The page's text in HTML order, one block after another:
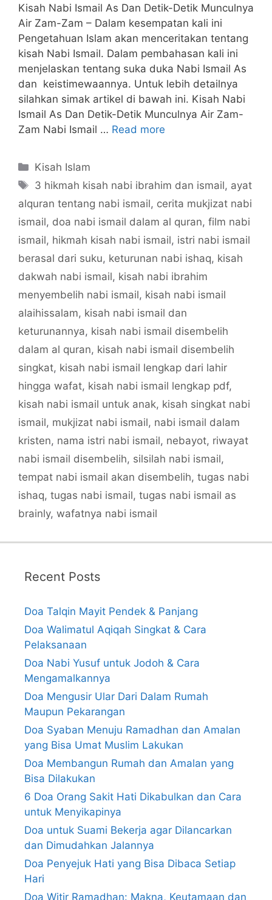
Kisah Nabi Ismail As Dan Detik-Detik Munculnya
Air Zam-Zam – Dalam kesempatan kali ini
Pengetahuan Islam akan menceritakan tentang
kisah Nabi Ismail. Dalam pembahasan kali ini
menjelaskan tentang suka duka Nabi Ismail As
dan keistimewaannya. Untuk lebih detailnya
silahkan simak artikel di bawah ini. Kisah Nabi
Ismail As Dan Detik-Detik Munculnya Air Zam-
Zam Nabi Ismail … Read more
Categories
Kisah Islam
Tags
3 hikmah kisah nabi ibrahim dan ismail, ayat
alquran tentang nabi ismail, cerita mukjizat nabi
ismail, doa nabi ismail dalam al quran, film nabi
ismail, hikmah kisah nabi ismail, istri nabi ismail
berasal dari suku, keturunan nabi ishaq, kisah
dakwah nabi ismail, kisah nabi ibrahim
menyembelih nabi ismail, kisah nabi ismail
alaihissalam, kisah nabi ismail dan
keturunannya, kisah nabi ismail disembelih
dalam al quran, kisah nabi ismail disembelih
singkat, kisah nabi ismail lengkap dari lahir
hingga wafat, kisah nabi ismail lengkap pdf,
kisah nabi ismail untuk anak, kisah singkat nabi
ismail, mukjizat nabi ismail, nabi ismail dalam
kristen, nama istri nabi ismail, nebayot, riwayat
nabi ismail disembelih, silsilah nabi ismail,
tempat nabi ismail akan disembelih, tugas nabi
ishaq, tugas nabi ismail, tugas nabi ismail as
brainly, wafatnya nabi ismail
Recent Posts
Doa Talqin Mayit Pendek & Panjang
Doa Walimatul Aqiqah Singkat & Cara
Pelaksanaan
Doa Nabi Yusuf untuk Jodoh & Cara
Mengamalkannya
Doa Mengusir Ular Dari Dalam Rumah
Maupun Pekarangan
Doa Syaban Menuju Ramadhan dan Amalan
yang Bisa Umat Muslim Lakukan
Doa Membangun Rumah dan Amalan yang
Bisa Dilakukan
6 Doa Orang Sakit Hati Dikabulkan dan Cara
untuk Menyikapinya
Doa untuk Suami Bekerja agar Dilancarkan
dan Dimudahkan Jalannya
Doa Penyejuk Hati yang Bisa Dibaca Setiap
Hari
Doa Witir Ramadhan: Makna, Keutamaan dan